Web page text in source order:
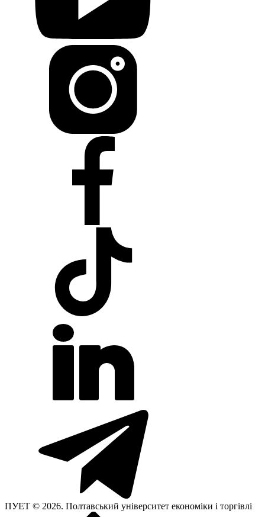
ПУЕТ © 2026. Полтавський університет економіки і торгівлі